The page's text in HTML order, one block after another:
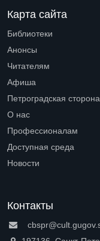
Карта сайта
Библиотеки
Анонсы
Читателям
Афиша
Петроградская сторона
О нас
Профессионалам
Доступная среда
Новости
Контакты